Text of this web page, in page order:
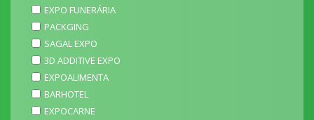
EXPO FUNERÁRIA
PACKGING
SAGAL EXPO
3D ADDITIVE EXPO
EXPOALIMENTA
BARHOTEL
EXPOCARNE